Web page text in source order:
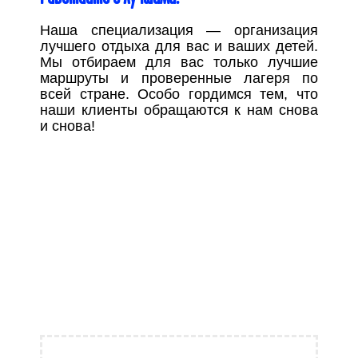
Наша специализация — организация
лучшего отдыха для вас и ваших детей.
Мы отбираем для вас только лучшие
маршруты и проверенные лагеря по
всей стране. Особо гордимся тем, что
наши клиенты обращаются к нам снова
и снова!